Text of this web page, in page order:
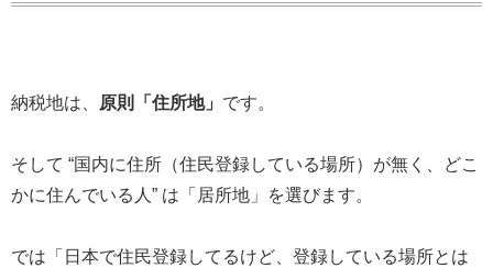
納税地は、 原則「住所地」 です。
そして “国内に住所（住民登録している場所）が無く、どこ
かに住んでいる人” は「居所地」を選びます。
では「日本で住民登録してるけど、登録している場所とは